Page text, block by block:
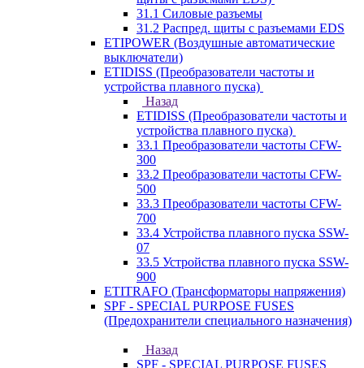
31.1 Силовые разъемы
31.2 Распред. щиты с разъемами EDS
ETIPOWER (Воздушные автоматические
выключатели)
ETIDISS (Преобразователи частоты и
устройства плавного пуска)
Назад
ETIDISS (Преобразователи частоты и
устройства плавного пуска)
33.1 Преобразователи частоты CFW-
300
33.2 Преобразователи частоты CFW-
500
33.3 Преобразователи частоты CFW-
700
33.4 Устройства плавного пуска SSW-
07
33.5 Устройства плавного пуска SSW-
900
ETITRAFO (Трансформаторы напряжения)
SPF - SPECIAL PURPOSE FUSES
(Предохранители специального назначения)
Назад
SPF - SPECIAL PURPOSE FUSES